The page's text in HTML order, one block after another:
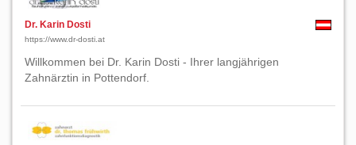
Dr. Karin Dosti
https://www.dr-dosti.at
Willkommen bei Dr. Karin Dosti - Ihrer langjährigen
Zahnärztin in Pottendorf.